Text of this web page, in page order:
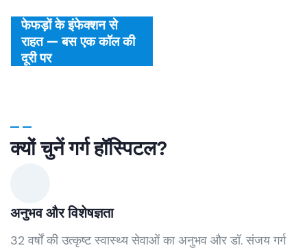
फेफड़ों के इंफेक्शन से
राहत — बस एक कॉल की
दूरी पर
क्यों चुनें गर्ग हॉस्पिटल?
अनुभव और विशेषज्ञता
32 वर्षों की उत्कृष्ट स्वास्थ्य सेवाओं का अनुभव और डॉ. संजय गर्ग